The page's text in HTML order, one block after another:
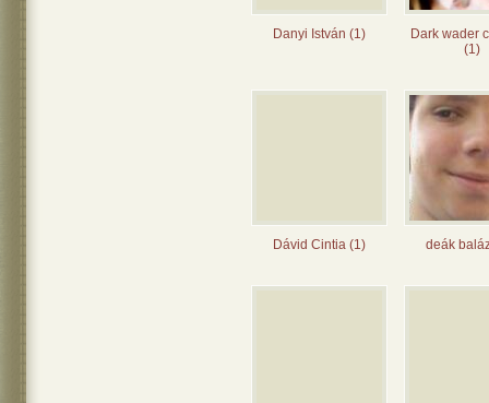
Danyi István (1)
Dark wader
(1)
Dávid Cintia (1) deák